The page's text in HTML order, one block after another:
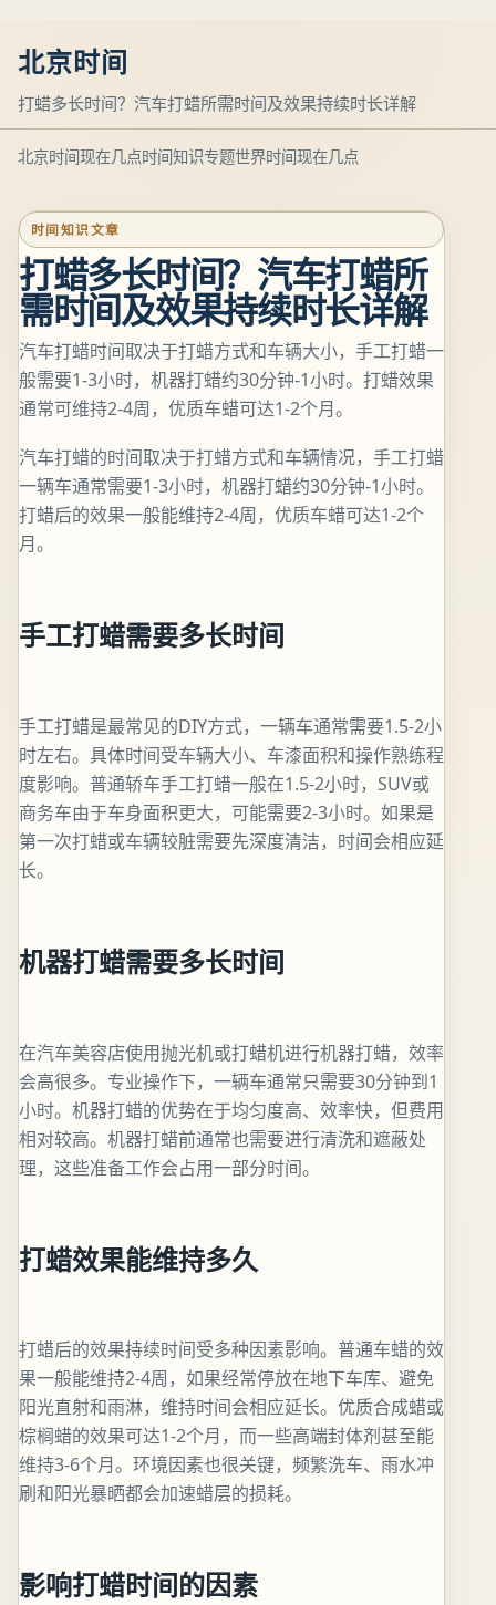
北京时间
打蜡多长时间？汽车打蜡所需时间及效果持续时长详解
北京时间现在几点时间知识专题世界时间现在几点
时间知识文章
打蜡多长时间？汽车打蜡所
需时间及效果持续时长详解
汽车打蜡时间取决于打蜡方式和车辆大小，手工打蜡一
般需要1-3小时，机器打蜡约30分钟-1小时。打蜡效果
通常可维持2-4周，优质车蜡可达1-2个月。
汽车打蜡的时间取决于打蜡方式和车辆情况，手工打蜡
一辆车通常需要1-3小时，机器打蜡约30分钟-1小时。
打蜡后的效果一般能维持2-4周，优质车蜡可达1-2个
月。
手工打蜡需要多长时间
手工打蜡是最常见的DIY方式，一辆车通常需要1.5-2小
时左右。具体时间受车辆大小、车漆面积和操作熟练程
度影响。普通轿车手工打蜡一般在1.5-2小时，SUV或
商务车由于车身面积更大，可能需要2-3小时。如果是
第一次打蜡或车辆较脏需要先深度清洁，时间会相应延
长。
机器打蜡需要多长时间
在汽车美容店使用抛光机或打蜡机进行机器打蜡，效率
会高很多。专业操作下，一辆车通常只需要30分钟到1
小时。机器打蜡的优势在于均匀度高、效率快，但费用
相对较高。机器打蜡前通常也需要进行清洗和遮蔽处
理，这些准备工作会占用一部分时间。
打蜡效果能维持多久
打蜡后的效果持续时间受多种因素影响。普通车蜡的效
果一般能维持2-4周，如果经常停放在地下车库、避免
阳光直射和雨淋，维持时间会相应延长。优质合成蜡或
棕榈蜡的效果可达1-2个月，而一些高端封体剂甚至能
维持3-6个月。环境因素也很关键，频繁洗车、雨水冲
刷和阳光暴晒都会加速蜡层的损耗。
影响打蜡时间的因素